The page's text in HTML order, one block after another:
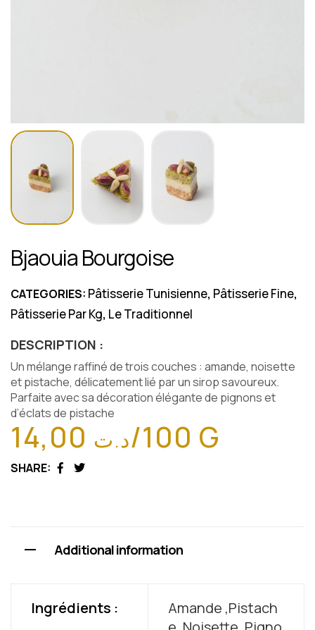
Bjaouia Bourgoise
CATEGORIES: Pâtisserie Tunisienne, Pâtisserie Fine,
Pâtisserie Par Kg, Le Traditionnel
DESCRIPTION :
Un mélange raffiné de trois couches : amande, noisette
et pistache, délicatement lié par un sirop savoureux.
Parfaite avec sa décoration élégante de pignons et
d’éclats de pistache
د.ت/100 G
SHARE:
Facebook
Twitter
Additional information
Ingrédients :
Amande ,Pistach